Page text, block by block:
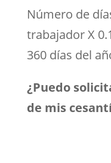
Número de
trabajador X
360 días del
¿Puedo
de mis